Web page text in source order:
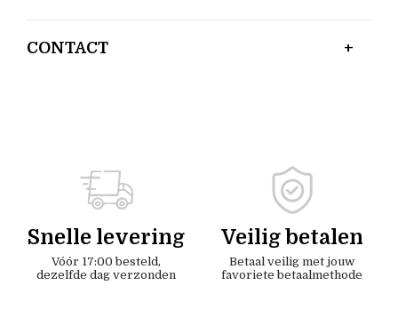
CONTACT
Snelle levering
Vóór 17:00 besteld,
dezelfde dag verzonden
Veilig betalen
Betaal veilig met jouw
favoriete betaalmethode